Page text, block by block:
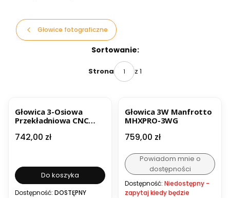
Głowice fotograficzne
Sortowanie:
Strona z 1
Głowica 3-Osiowa
Przekładniowa CNC
Cena
742,00 zł
Do koszyka
Dostępność: DOSTĘPNY
Głowica 3W Manfrotto
MHXPRO-3WG
Cena
759,00 zł
Powiadom mnie o
dostępności
Dostępność: Niedostępny -
zapytaj kiedy będzie